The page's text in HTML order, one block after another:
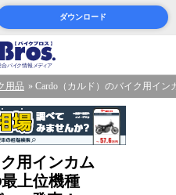
ダウンロード
用品 Cardo（カルド）のバイク用イ
用インカム
上位機種